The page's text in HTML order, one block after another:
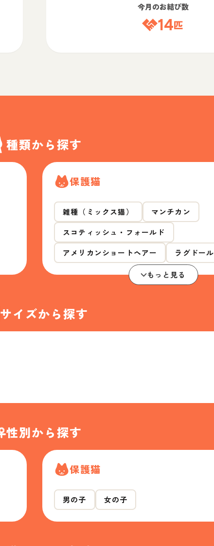
今月のお結び数
14匹
種類から探す
保護猫
雑種（ミックス猫）
マンチカン
スコティッシュ・フォールド
アメリカンショートヘアー
ラグドール
もっと見る
サイズから探す
性別から探す
保護猫
男の子 女の子